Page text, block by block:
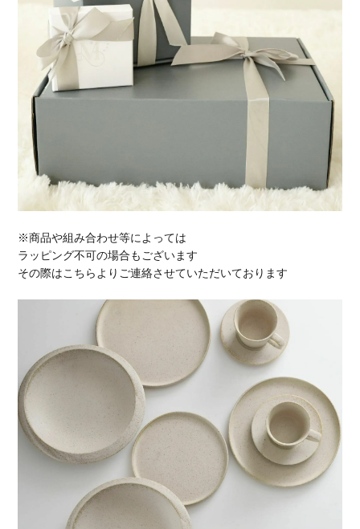
※商品や組み合わせ等によっては
ラッピング不可の場合もございます
その際はこちらよりご連絡させていただいております